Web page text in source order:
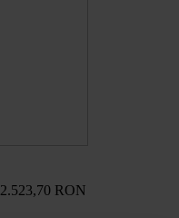
2.523,70 RON